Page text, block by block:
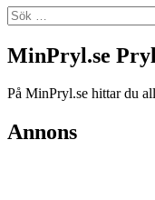
MinPryl.se
På MinPryl.se hittar du
Annons